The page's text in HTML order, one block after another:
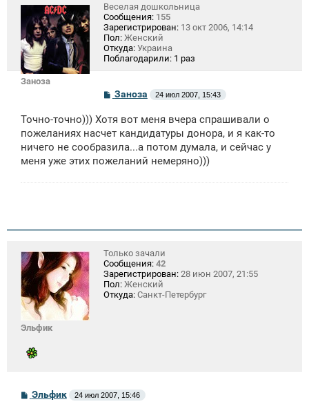
Заноза
Веселая дошкольница
Сообщения: 155
Зарегистрирован: 13 окт 2006, 14:14
Пол: Женский
Откуда: Украина
Поблагодарили: 1 раз
С
о
б
щ
н
и
Заноза 24 июл 2007, 15:43
Точно-точно))) Хотя вот меня вчера спрашивали о
пожеланиях насчет кандидатуры донора, и я как-то
ничего не сообразила...а потом думала, и сейчас у
меня уже этих пожеланий немеряно)))
Эльфик
Только зачали
Сообщения: 42
Зарегистрирован: 28 июн 2007, 21:55
Пол: Женский
Откуда: Санкт-Петербург
СЭльфик 24 июл 2007, 15:46